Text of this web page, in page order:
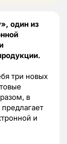
один из
три новых
в
и